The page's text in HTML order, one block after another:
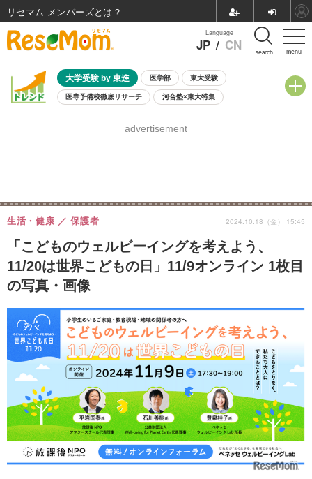
menu
Language
JP / CN search
大学受験 by 東進 医学部 東大受験
医専予備校徹底リサーチ 河合塾×東大特集
8月開催学校説明会・相談会
advertisement
「こどものウェルビーイングを考えよう、
11/20は世界こどもの日」11/9オンライン 1枚目
の写真・画像
生活・健康 保護者 2024.10.18（金） 15:45
リセマム メンバーズ